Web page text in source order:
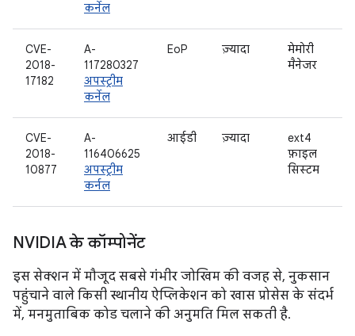
कर्नेल
CVE-
2018-
17182
A-
117280327
अपस्ट्रीम
कर्नेल
EoP ज़्यादा
मेमोरी
मैनेजर
CVE-
2018-
10877
A-
116406625
अपस्ट्रीम
कर्नल
आईडी ज़्यादा
ext4
फ़ाइल
सिस्टम
NVIDIA के कॉम्पोनेंट
इस सेक्शन में मौजूद सबसे गंभीर जोखिम की वजह से, नुकसान
पहुंचाने वाले किसी स्थानीय ऐप्लिकेशन को खास प्रोसेस के संदर्भ
में, मनमुताबिक कोड चलाने की अनुमति मिल सकती है.